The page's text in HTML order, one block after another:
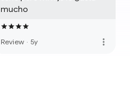
mucho
Review · 5y more_vert